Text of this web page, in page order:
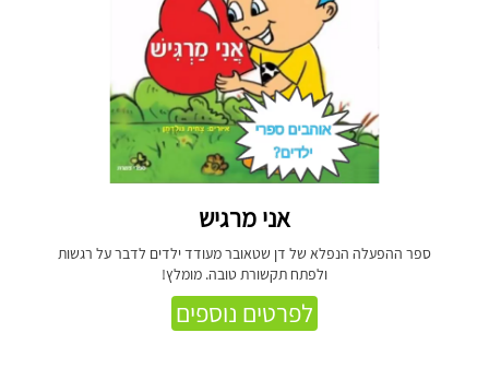
אני מרגיש
ספר ההפעלה הנפלא של דן שטאובר מעודד ילדים לדבר על רגשות
ולפתח תקשורת טובה. מומלץ!
לפרטים נוספים